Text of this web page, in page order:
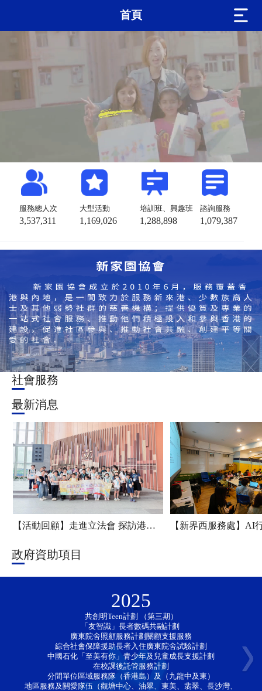
首頁
服務總人次
3,537,311
大型活動
1,169,026
培訓班、興趣班
1,288,898
諮詢服務
1,079,387
社會服務
最新消息
【活動回顧】走進立法會 探訪港科大——新家園協會「香江研學・少年探知」香港一日團圓滿舉行
政府資助項目
2025
共創明Teen計劃 （第三期）
「友智識」長者數碼共融計劃
廣東院舍照顧服務計劃關顧支援服務
綜合社會保障援助長者入住廣東院舍試驗計劃
中國石化「至美有你」青少年及兒童成長支援計劃
在校課後託管服務計劃
分間單位區域服務隊（香港島）及（九龍中及東）
地區服務及關愛隊伍（觀塘中心、油翠、東美、翡翠、長沙灣、